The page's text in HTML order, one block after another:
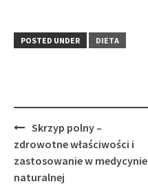
POSTED UNDER DIETA
Post
navigation
Skrzyp polny –
zdrowotne właściwości i
zastosowanie w medycynie
naturalnej